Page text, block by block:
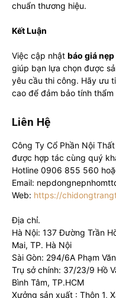
chuẩn thương hiệu.
Kết Luận
Việc cập nhật báo giá
giúp bạn lựa chọn được
yêu cầu thi công. Hãy ưu
cao để đảm bảo tính
Liên Hệ
Công Ty Cổ Phần Nội
được hợp tác cùng quý
Hotline 0906 855 560
Email:
Web: https://
Địa chỉ.
Hà Nội: 137 Đường Trần
Mai, TP. Hà Nội
Sài Gòn: 294/6A Phạm
Trụ sở chính: 37/23/9 Hồ
Bình Tâm, TP.HCM
Xưởng sản xuất : Thôn 1,